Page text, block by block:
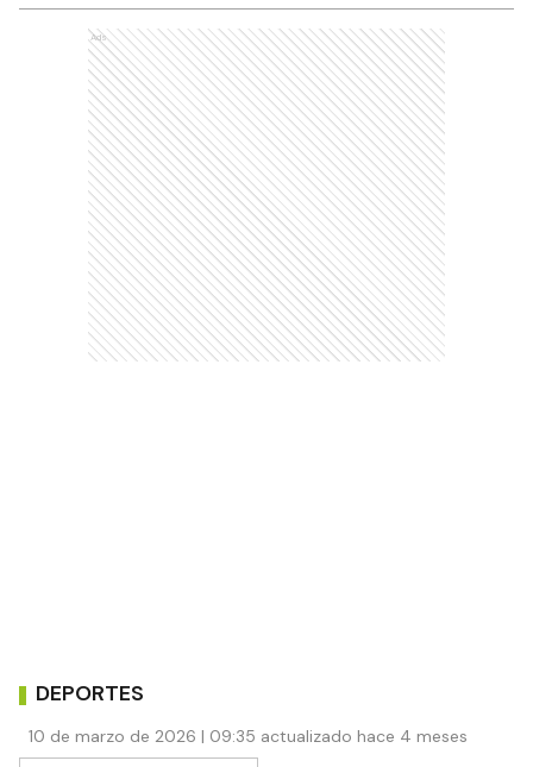
Ads
DEPORTES
10 de marzo de 2026 | 09:35 actualizado hace 4 meses